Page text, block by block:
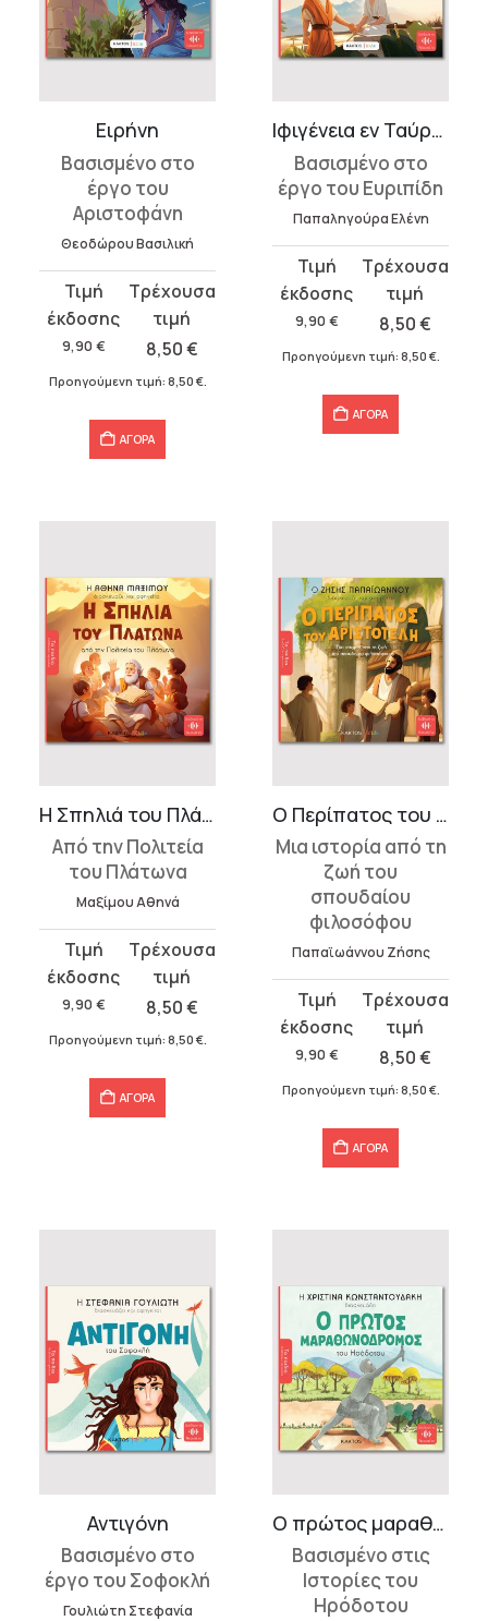
Ειρήνη
Βασισμένο στο
έργο του
Αριστοφάνη
Θεοδώρου Βασιλική
9,90 €
Original
price
was:
9,90 €.
8,50€
τρέχουσα
τιμή
είναι:
Προηγούμενη τιμή: 8,50 €.
ΑΓΟΡΑ
Ιφιγένεια εν Ταύροις
Βασισμένο στο
έργο του Ευριπίδη
Παπαληγούρα Ελένη
9,90 €
Original
price
was:
9,90 €.
8,50€
τρέχουσα
τιμή
είναι:
Προηγούμενη τιμή: 8,50 €.
ΑΓΟΡΑ
Η Σπηλιά του Πλάτωνα
Από την Πολιτεία
του Πλάτωνα
Μαξίμου Αθηνά
9,90 €
Original
price
was:
9,90 €.
8,50€
τρέχουσα
τιμή
είναι:
Προηγούμενη τιμή: 8,50 €.
ΑΓΟΡΑ
Ο Περίπατος του Αριστοτέλη
Μια ιστορία από τη
ζωή του
σπουδαίου
φιλοσόφου
Παπαϊωάννου Ζήσης
9,90 €
Original
price
was:
9,90 €.
8,50€
τρέχουσα
τιμή
είναι:
Προηγούμενη τιμή: 8,50 €.
ΑΓΟΡΑ
Αντιγόνη
Βασισμένο στο
έργο του Σοφοκλή
Γουλιώτη Στεφανία
Ο πρώτος μαραθωνοδρόμος
Βασισμένο στις
Ιστορίες του
Ηρόδοτου